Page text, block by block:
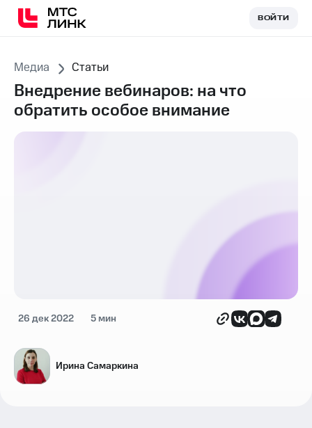
ВОЙТИВОЙТИ
Медиа Статьи
Внедрение вебинаров: на что
обратить особое внимание
26 дек 2022 5 мин
Ирина Самаркина